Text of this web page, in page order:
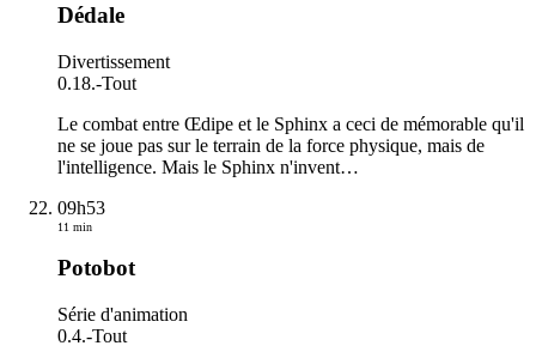
Dédale
Divertissement
0.18.-Tout
Le combat entre Œdipe et le Sphinx a ceci de mémorable qu'il
ne se joue pas sur le terrain de la force physique, mais de
l'intelligence. Mais le Sphinx n'invent…
09h53
11 min
Potobot
Série d'animation
0.4.-Tout